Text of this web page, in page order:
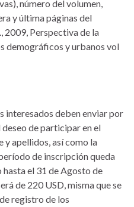
número del volumen,
y última páginas del
2009, Perspectiva de la
demográficos y urbanos vol
interesados deben enviar por
de participar en el
y apellidos, así como la
de inscripción queda
el 31 de Agosto de
de 220 USD, misma que se
registro de los